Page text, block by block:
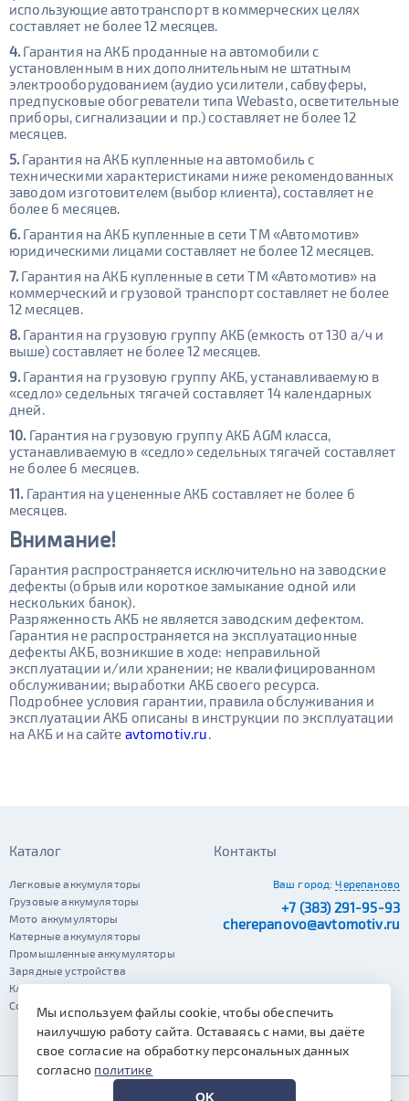
использующие автотранспорт в коммерческих целях
составляет не более 12 месяцев.
4. Гарантия на АКБ проданные на автомобили с
установленным в них дополнительным не штатным
электрооборудованием (аудио усилители, сабвуферы,
предпусковые обогреватели типа Webasto, осветительные
приборы, сигнализации и пр.) составляет не более 12
месяцев.
5. Гарантия на АКБ купленные на автомобиль с
техническими характеристиками ниже рекомендованных
заводом изготовителем (выбор клиента), составляет не
более 6 месяцев.
6. Гарантия на АКБ купленные в сети ТМ «Автомотив»
юридическими лицами составляет не более 12 месяцев.
7. Гарантия на АКБ купленные в сети ТМ «Автомотив» на
коммерческий и грузовой транспорт составляет не более
12 месяцев.
8. Гарантия на грузовую группу АКБ (емкость от 130 а/ч и
выше) составляет не более 12 месяцев.
9. Гарантия на грузовую группу АКБ, устанавливаемую в
«седло» седельных тягачей составляет 14 календарных
дней.
10. Гарантия на грузовую группу АКБ AGM класса,
устанавливаемую в «седло» седельных тягачей составляет
не более 6 месяцев.
11. Гарантия на уцененные АКБ составляет не более 6
месяцев.
Внимание!
Гарантия распространяется исключительно на заводские
дефекты (обрыв или короткое замыкание одной или
нескольких банок).
Разряженность АКБ не является заводским дефектом.
Гарантия не распространяется на эксплуатационные
дефекты АКБ, возникшие в ходе: неправильной
эксплуатации и/или хранении; не квалифицированном
обслуживании; выработки АКБ своего ресурса.
Подробнее условия гарантии, правила обслуживания и
эксплуатации АКБ описаны в инструкции по эксплуатации
на АКБ и на сайте avtomotiv.ru.
Каталог
Легковые аккумуляторы
Грузовые аккумуляторы
Мото аккумуляторы
Катерные аккумуляторы
Промышленные аккумуляторы
Зарядные устройства
Клеммы
Сопутствующие автотовары
Контакты
Ваш город: Черепаново
+7 (383) 291-95-93
cherepanovo@avtomotiv.ru
Мы используем файлы cookie, чтобы обеспечить
наилучшую работу сайта. Оставаясь с нами, вы даёте
свое согласие на обработку персональных данных
согласно политике
OK